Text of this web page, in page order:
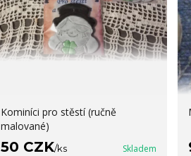
Kominíci pro stěstí (ručně
malované)
50 CZK/ks Skladem